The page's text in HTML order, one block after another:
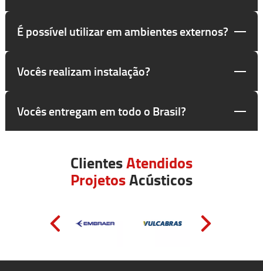
É possível utilizar em ambientes externos?
Vocês realizam instalação?
Vocês entregam em todo o Brasil?
ClientesAtendidos
ProjetosAcústicos